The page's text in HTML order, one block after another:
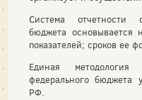
Система отчетности
бюджета основывается
показателей; сроков ее
Единая
федерального бюджета
РФ.